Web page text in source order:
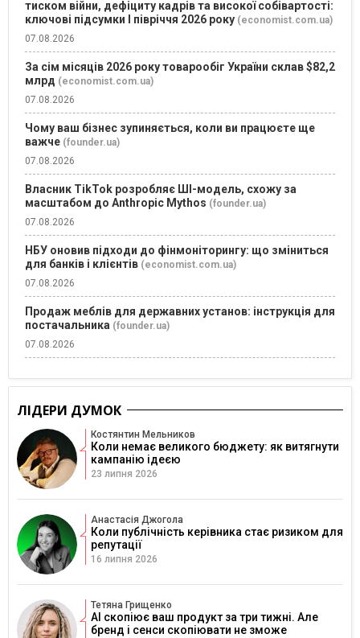
тиском війни, дефіциту кадрів та високої собівартості:
ключові підсумки І півріччя 2026 року (economist.com.ua)
07.08.2026
За сім місяців 2026 року товарообіг України склав $82,2
млрд (economist.com.ua)
07.08.2026
Чому ваш бізнес зупиняється, коли ви працюєте ще
важче (founder.ua)
07.08.2026
Власник TikTok розробляє ШІ-модель, схожу за
масштабом до Anthropic Mythos (founder.ua)
07.08.2026
НБУ оновив підходи до фінмоніторингу: що зміниться
для банків і клієнтів (economist.com.ua)
07.08.2026
Продаж меблів для державних установ: інструкція для
постачальника (founder.ua)
07.08.2026
ЛІДЕРИ ДУМОК
Костянтин Мельников
Коли немає великого бюджету: як витягнути
кампанію ідеєю
23 липня 2026
Анастасія Джогола
Коли публічність керівника стає ризиком для
репутації
16 липня 2026
Тетяна Грищенко
AI скопіює ваш продукт за три тижні. Але
бренд і сенси скопіювати не зможе